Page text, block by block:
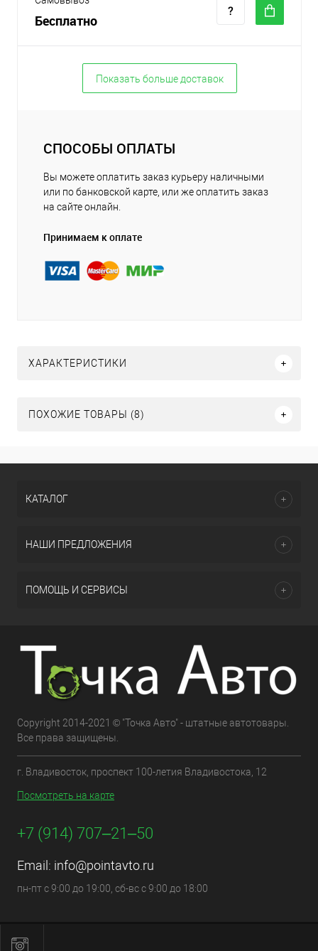
Бесплатно
Показать больше доставок
СПОСОБЫ ОПЛАТЫ
Вы можете оплатить заказ курьеру наличными
или по банковской карте, или же оплатить заказ
на сайте онлайн.
Принимаем к оплате
ХАРАКТЕРИСТИКИ
ПОХОЖИЕ ТОВАРЫ (8)
КАТАЛОГ
НАШИ ПРЕДЛОЖЕНИЯ
ПОМОЩЬ И СЕРВИСЫ
Copyright 2014-2021 © "Точка Авто" - штатные автотовары.
Все права защищены.
г. Владивосток, проспект 100-летия Владивостока, 12
Посмотреть на карте
+7 (914) 707‒21‒50
Email: info@pointavto.ru
пн-пт с 9:00 до 19:00, сб-вс с 9:00 до 18:00